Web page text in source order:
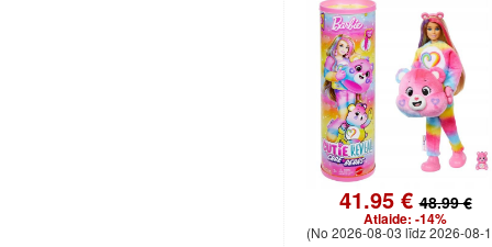
41.95 €48.99 €
Atlaide: -14%
(No 2026-08-03 līdz 2026-08-